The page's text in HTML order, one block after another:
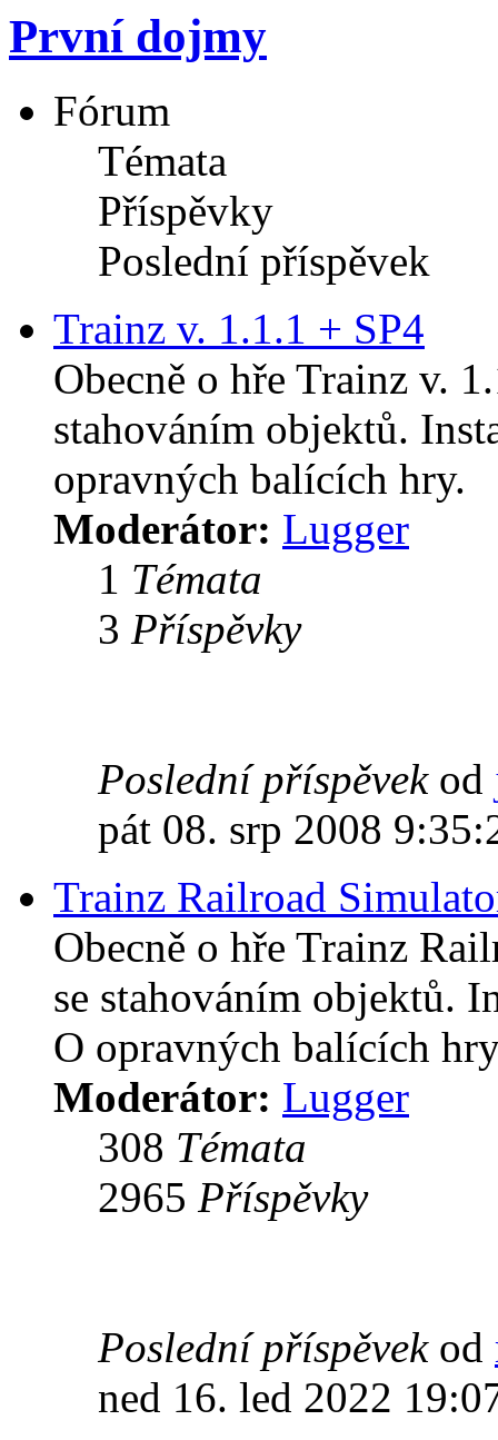
První dojmy
Fórum
Témata
Příspěvky
Poslední příspěvek
Trainz v. 1.1.1 + SP4
Obecně o hře Trainz v.
stahováním objektů.
opravných balících hry.
Moderátor: Lugger
1 Témata
3 Příspěvky
Poslední příspěvekod
pát 08. srp 2008
Trainz Railroad
Obecně o hře Trainz
se stahováním objektů.
O opravných balících
Moderátor: Lugger
308 Témata
2965 Příspěvky
Poslední příspěvekod
ned 16. led 2022